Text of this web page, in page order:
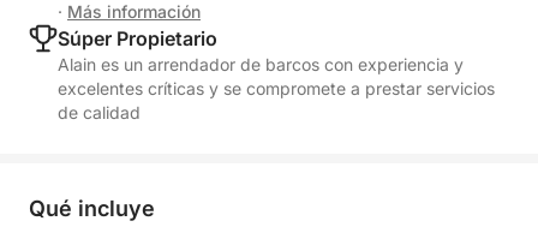
· Más información
Súper Propietario
Alain es un arrendador de barcos con experiencia y
excelentes críticas y se compromete a prestar servicios
de calidad
Qué incluye